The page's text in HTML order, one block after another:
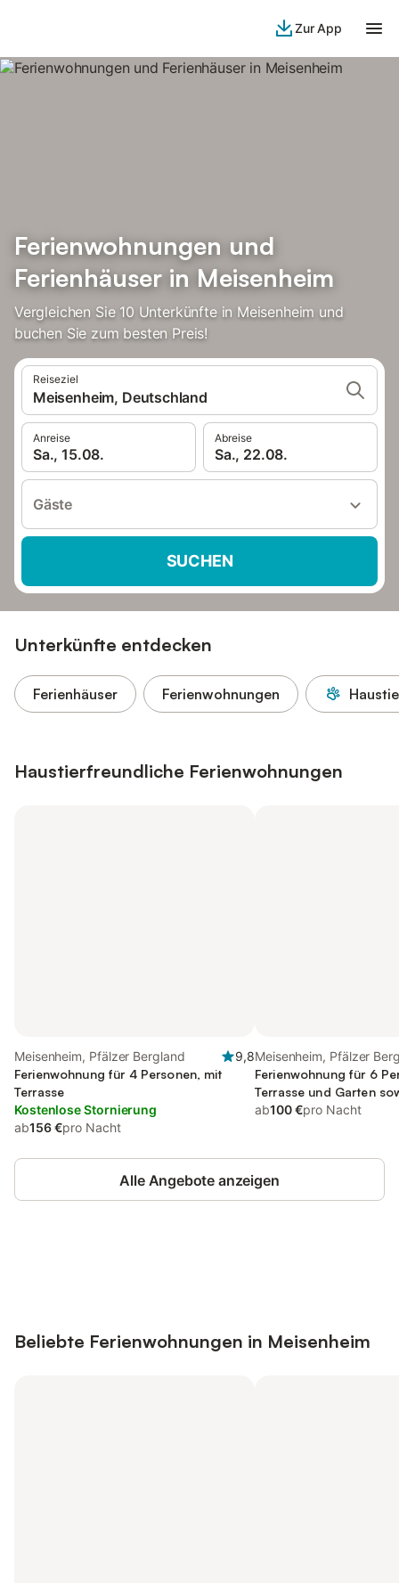
Zur App
Ferienwohnungen und
Ferienhäuser in Meisenheim
Vergleichen Sie 10 Unterkünfte in Meisenheim und
buchen Sie zum besten Preis!
Reiseziel
Meisenheim, Deutschland
Anreise
Sa., 15.08.
Abreise
Sa., 22.08.
Gäste
SUCHEN
Unterkünfte entdecken
Ferienhäuser Ferienwohnungen
Haustierfreundliche Ferienwohnungen
Meisenheim, Pfälzer Bergland
9,8
Ferienwohnung für 4 Personen, mit
Terrasse
Kostenlose Stornierung
ab156 €pro Nacht
Meisenheim, Pfälzer
Ferienwohnung für 6
Terrasse und Garten
ab100 €pro Nacht
Alle Angebote anzeigen
Beliebte Ferienwohnungen in Meisenheim